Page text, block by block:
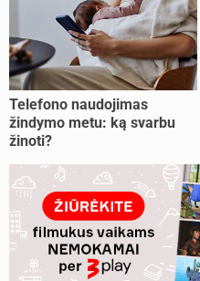
Telefono naudojimas
žindymo metu: ką svarbu
žinoti?